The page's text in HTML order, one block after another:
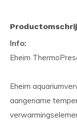
Info:
Eheim
Eheim
aangename